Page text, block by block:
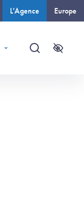
L'Agence Europe
Recherche